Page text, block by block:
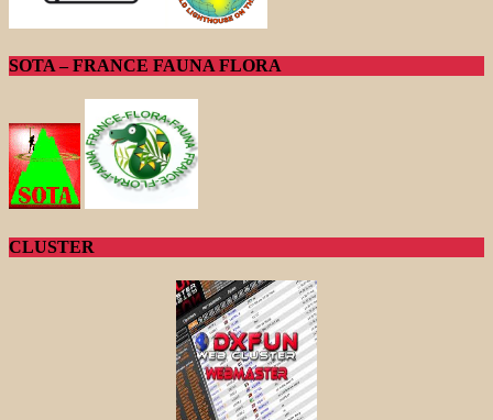
SOTA – FRANCE FAUNA FLORA
CLUSTER